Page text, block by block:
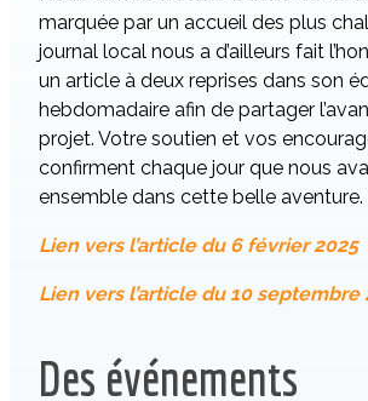
marquée par un accueil des plus
journal local nous a d’ailleurs fait
un article à deux reprises dans son
hebdomadaire afin de partager
projet. Votre soutien et vos
confirment chaque jour que nous
ensemble dans cette belle aventure.
Lien vers l’article du 6 février 2025
Lien vers l’article du 10 septembre
Des événements